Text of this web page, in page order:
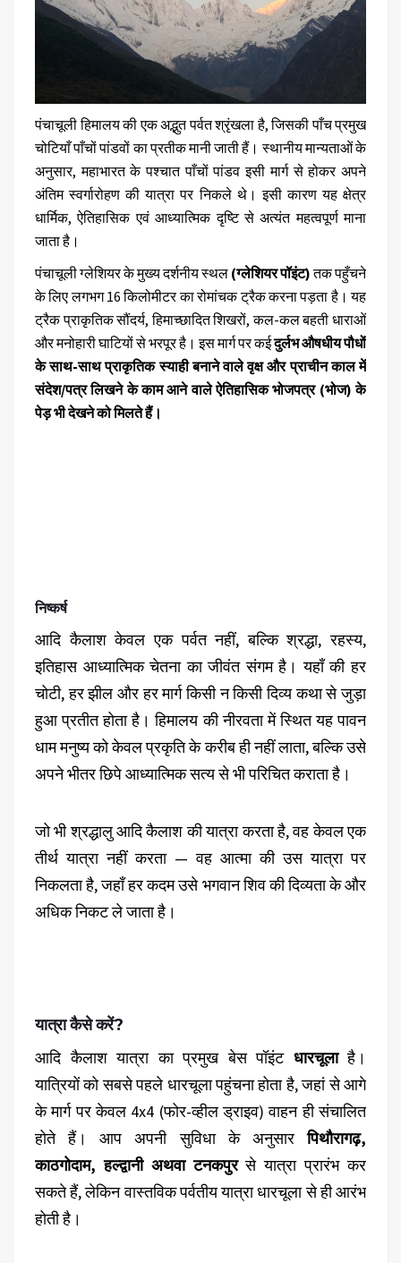
पंचाचूलीहिमालय की एक अद्भुत पर्वत श्रृंखला है, जिसकी पाँच प्रमुख
चोटियाँ पाँचों पांडवों का प्रतीक मानी जाती हैं। स्थानीय मान्यताओं के
अनुसार, महाभारत के पश्चात पाँचों पांडव इसी मार्ग से होकर अपने
अंतिम स्वर्गारोहण की यात्रा पर निकले थे। इसी कारण यह क्षेत्र
धार्मिक, ऐतिहासिक एवं आध्यात्मिक दृष्टि से अत्यंत महत्वपूर्ण माना
जाता है।
पंचाचूली ग्लेशियर के मुख्य दर्शनीय स्थल (ग्लेशियर पॉइंट)तक पहुँचने
के लिए लगभग 16 किलोमीटर का रोमांचक ट्रैक करना पड़ता है। यह
ट्रैक प्राकृतिक सौंदर्य, हिमाच्छादित शिखरों, कल-कल बहती धाराओं
और मनोहारी घाटियों से भरपूर है। इस मार्ग पर कईदुर्लभ औषधीय पौधों
के साथ-साथ प्राकृतिक स्याही बनाने वाले वृक्ष और प्राचीन काल में
संदेश/पत्र लिखने के काम आने वाले ऐतिहासिकभोजपत्र (भोज) के
पेड़ भी देखने को मिलते हैं।
निष्कर्ष
आदि कैलाश केवल एक पर्वत नहीं, बल्कि श्रद्धा, रहस्य,
इतिहास आध्यात्मिक चेतना का जीवंत संगम है। यहाँ की हर
चोटी, हर झील और हर मार्ग किसी न किसी दिव्य कथा से जुड़ा
हुआ प्रतीत होता है। हिमालय की नीरवता में स्थित यह पावन
धाम मनुष्य को केवल प्रकृति के करीब ही नहीं लाता, बल्कि उसे
अपने भीतर छिपे आध्यात्मिक सत्य से भी परिचित कराता है।
जो भी श्रद्धालु आदि कैलाश की यात्रा करता है, वह केवल एक
तीर्थ यात्रा नहीं करता — वह आत्मा की उस यात्रा पर
निकलता है, जहाँ हर कदम उसे भगवान शिव की दिव्यता के और
अधिक निकट ले जाता है।
यात्रा कैसे करें?
आदि कैलाश यात्रा का प्रमुख बेस पॉइंट धारचूलाहै।
यात्रियों को सबसे पहले धारचूला पहुंचना होता है, जहां से आगे
के मार्ग पर केवल 4x4 (फोर-व्हील ड्राइव) वाहन ही संचालित
होते हैं। आप अपनी सुविधा के अनुसारपिथौरागढ़,
काठगोदाम, हल्द्वानी अथवा टनकपुरसे यात्रा प्रारंभ कर
सकते हैं, लेकिन वास्तविक पर्वतीय यात्रा धारचूला से ही आरंभ
होती है।